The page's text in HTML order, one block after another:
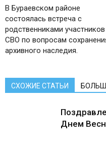
В Бураевском районе
состоялась встреча с
родственниками участников
СВО по вопросам
архивного наследия.
СХОЖИЕ СТАТЬИ
Днем